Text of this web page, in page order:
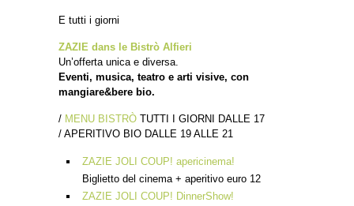
E tutti i giorni
ZAZIE dans le Bistrò Alfieri
Un’offerta unica e diversa.
Eventi, musica, teatro e arti visive, con
mangiare&bere bio.
/ MENU BISTRÒ TUTTI I GIORNI DALLE 17
/ APERITIVO BIO DALLE 19 ALLE 21
ZAZIE JOLI COUP! apericinema!
Biglietto del cinema + aperitivo euro 12
ZAZIE JOLI COUP! DinnerShow!